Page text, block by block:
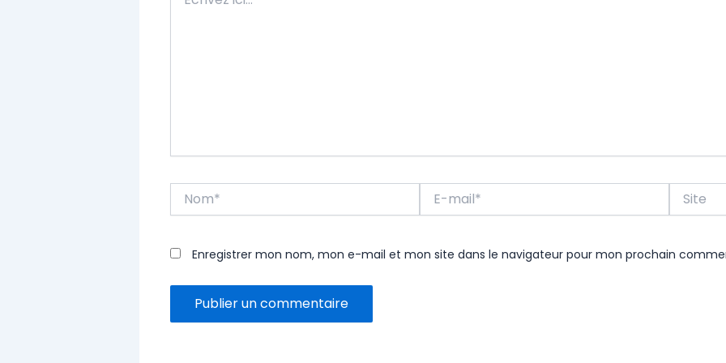
ici…
mail*
Enregistrer mon nom, mon e-mail et mon site dans le navigateur pour mon prochain